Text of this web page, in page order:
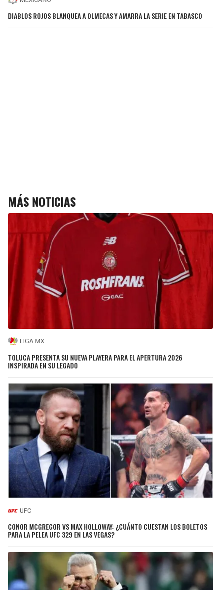
DIABLOS ROJOS BLANQUEA A OLMECAS Y AMARRA LA SERIE EN TABASCO
MÁS NOTICIAS
LIGA MX
TOLUCA PRESENTA SU NUEVA PLAYERA PARA EL APERTURA 2026
INSPIRADA EN SU LEGADO
UFC
CONOR MCGREGOR VS MAX HOLLOWAY: ¿CUÁNTO CUESTAN LOS BOLETOS
PARA LA PELEA UFC 329 EN LAS VEGAS?